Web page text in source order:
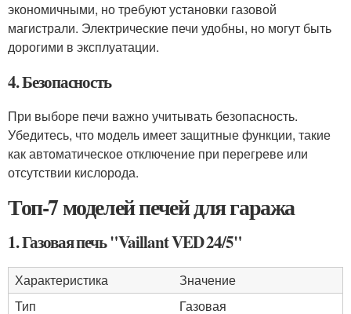
экономичными, но требуют установки газовой
магистрали. Электрические печи удобны, но могут быть
дорогими в эксплуатации.
4. Безопасность
При выборе печи важно учитывать безопасность.
Убедитесь, что модель имеет защитные функции, такие
как автоматическое отключение при перегреве или
отсутствии кислорода.
Топ-7 моделей печей для гаража
1. Газовая печь "Vaillant VED 24/5"
Характеристика
Значение
Тип
Газовая